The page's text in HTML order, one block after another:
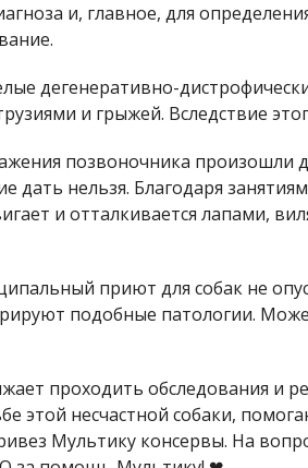
и, главное, для
дегенеративно-
и грыжей. Вследствие
позвоночника произошли
дать нельзя. Благодаря
и отталкивается лапами,
приют для собак не
подобные патологии.
проходить обследования и
этой несчастной собаки,
Мультику консервы. На